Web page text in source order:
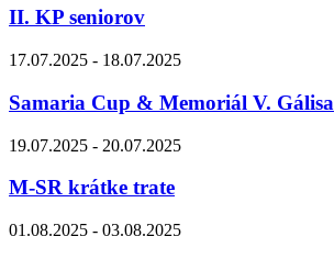
II. KP seniorov
17.07.2025 - 18.07.2025
Samaria Cup & Memoriál V. Gálisa
19.07.2025 - 20.07.2025
M-SR krátke trate
01.08.2025 - 03.08.2025